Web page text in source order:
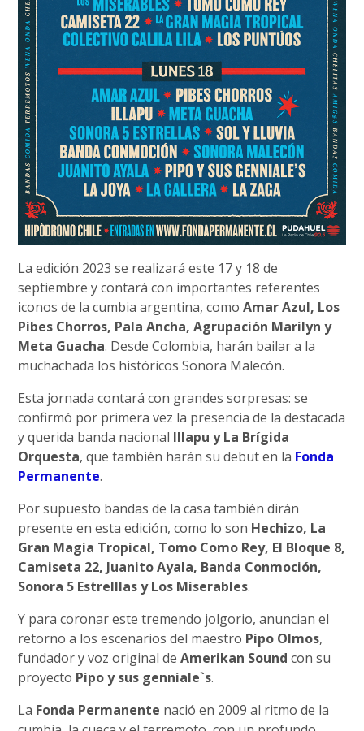
La edición 2023 se realizará este 17 y 18 de
septiembre y contará con importantes referentes
iconos de la cumbia argentina, comoAmar Azul, Los
Pibes Chorros, Pala Ancha, Agrupación Marilyn y
Meta Guacha. Desde Colombia, harán bailar a la
muchachada los históricos Sonora Malecón.
Esta jornada contará con grandes sorpresas: se
confirmó por primera vez la presencia de la destacada
y querida banda nacional Illapu y La Brígida
Orquesta, que también harán su debut en la Fonda
Permanente.
Por supuesto bandas de la casa también dirán
presente en esta edición, como lo son Hechizo, La
Gran Magia Tropical, Tomo Como Rey, El Bloque 8,
Camiseta 22, Juanito Ayala, Banda Conmoción,
Sonora 5 Estrelllas y Los Miserables.
Y para coronar este tremendo jolgorio, anuncian el
retorno a los escenarios del maestro Pipo Olmos,
fundador y voz original deAmerikan Sound con su
proyecto Pipo y sus genniale`s.
La Fonda Permanente nació en 2009 al ritmo de la